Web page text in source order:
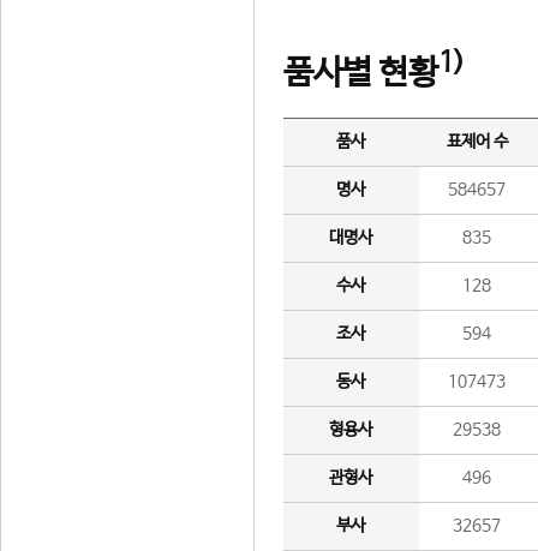
품사별 현황1)
품사 표제어 수
명사 584657
대명사 835
수사 128
조사 594
동사 107473
형용사 29538
관형사 496
부사 32657